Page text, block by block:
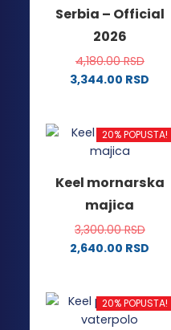
biti
izabrane
na
stranici
Serbia – Official
2026
4,180.00RSD
3,344.00 RSD
ima
više
Opcije
mogu
biti
izabrane
proizvoda.
20% POPUSTA!
Keel mornarska
majica
3,300.00RSD
2,640.00 RSD
ima
više
20% POPUSTA!